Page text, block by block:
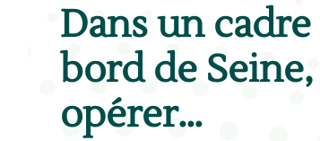
Dans un
bord de Seine,
opérer…